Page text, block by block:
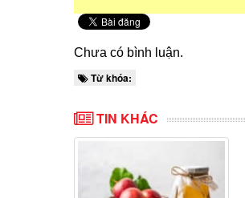
Chưa có bình luận.
Từ khóa:
TIN KHÁC